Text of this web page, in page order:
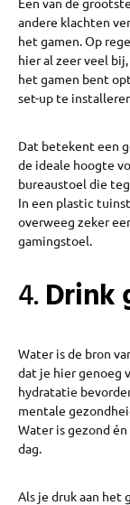
andere klachten
het gamen. Op
hier al zeer veel
het gamen bent
set-up te
Dat betekent een
de ideale hoogte
bureaustoel die
In een plastic
overweeg zeker
gamingstoel.
4.Drink
Water is de bron
dat je hier genoeg
hydratatie
mentale
Water is gezond
dag.
Als je druk aan het